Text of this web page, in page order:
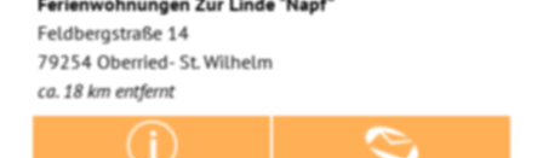
Feldbergstraße 14
79254 Oberried- St. Wilhelm
ca. 18 km entfernt